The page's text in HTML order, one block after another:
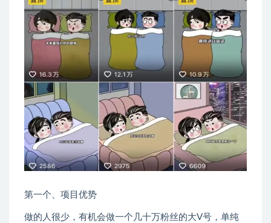
第一个、项目优势
做的人很少，有机会做一个几十万粉丝的大V号，单纯